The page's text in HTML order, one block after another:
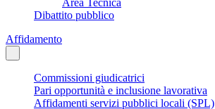
Dibattito pubblico
Affidamento
Commissioni giudicatrici
Pari opportunità e inclusione lavorativa
Affidamenti servizi pubblici locali (SPL)